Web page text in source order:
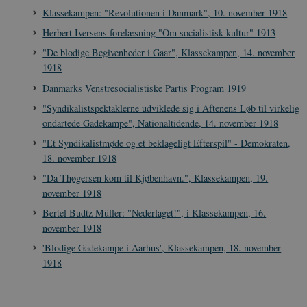
Klassekampen: "Revolutionen i Danmark", 10. november 1918
Herbert Iversens forelæsning "Om socialistisk kultur" 1913
"De blodige Begivenheder i Gaar", Klassekampen, 14. november
1918
Danmarks Venstresocialistiske Partis Program 1919
"Syndikalistspektaklerne udviklede sig i Aftenens Løb til virkelig
ondartede Gadekampe", Nationaltidende, 14. november 1918
"Et Syndikalistmøde og et beklageligt Efterspil" - Demokraten,
18. november 1918
"Da Thøgersen kom til Kjøbenhavn.", Klassekampen, 19.
november 1918
Bertel Budtz Müller: "Nederlaget!", i Klassekampen, 16.
november 1918
'Blodige Gadekampe i Aarhus', Klassekampen, 18. november
1918